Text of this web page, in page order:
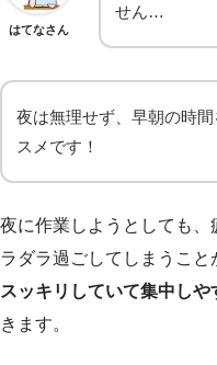
はてなさん
せん…
夜は無理せず、早朝の時
スメです！
夜に作業しようとしても
ラダラ過ごしてしまうこと
スッキリしていて集中しや
きます。